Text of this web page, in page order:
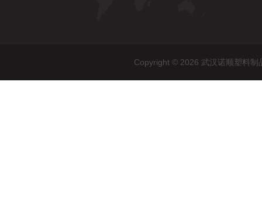
Copyright © 2026 武汉诺顺塑料